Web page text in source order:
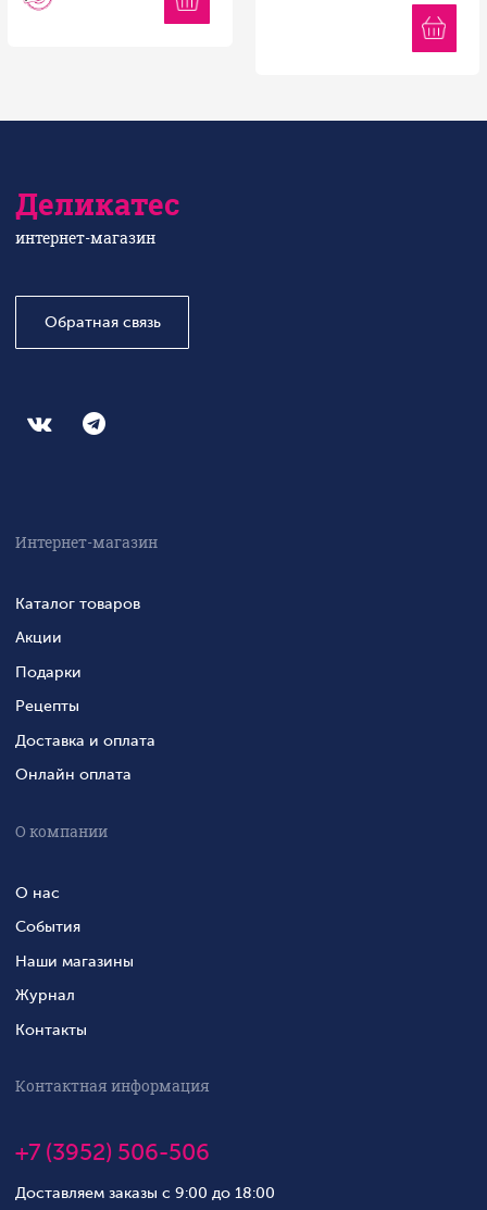
Деликатес
интернет-магазин
Обратная связь
Интернет-магазин
Каталог товаров
Акции
Подарки
Рецепты
Доставка и оплата
Онлайн оплата
О компании
О нас
События
Наши магазины
Журнал
Контакты
Контактная информация
+7 (3952) 506-506
Доставляем заказы с 9:00 до 18:00